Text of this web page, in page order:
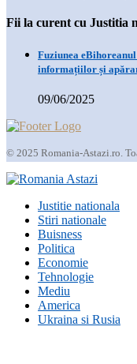
Fii la curent cu Justitia
Fuziunea
informațiilor și
09/06/2025
© 2025 Romania-Astazi.ro.
Justitie nationala
Stiri nationale
Buisness
Politica
Economie
Tehnologie
Mediu
America
Ukraina si Rusia